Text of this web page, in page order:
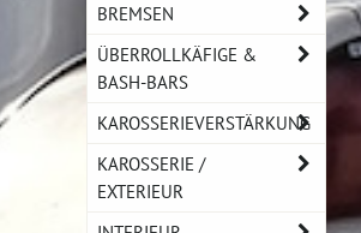
BREMSEN
ÜBERROLLKÄFIGE &
BASH-BARS
KAROSSERIEVERSTÄRKUNG
KAROSSERIE /
EXTERIEUR